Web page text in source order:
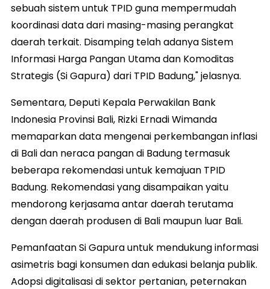
sebuah sistem untuk TPID guna mempermudah
koordinasi data dari masing-masing perangkat
daerah terkait. Disamping telah adanya Sistem
Informasi Harga Pangan Utama dan Komoditas
Strategis (Si Gapura) dari TPID Badung," jelasnya.
Sementara, Deputi Kepala Perwakilan Bank
Indonesia Provinsi Bali, Rizki Ernadi Wimanda
memaparkan data mengenai perkembangan inflasi
di Bali dan neraca pangan di Badung termasuk
beberapa rekomendasi untuk kemajuan TPID
Badung. Rekomendasi yang disampaikan yaitu
mendorong kerjasama antar daerah terutama
dengan daerah produsen di Bali maupun luar Bali.
Pemanfaatan Si Gapura untuk mendukung informasi
asimetris bagi konsumen dan edukasi belanja publik.
Adopsi digitalisasi di sektor pertanian, peternakan